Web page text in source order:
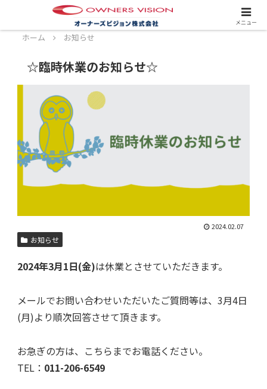
スタッフ募集中！詳しくはこちら！
ホーム お知らせ
☆臨時休業のお知らせ☆
2024.02.07
お知らせ
2024年3月1日(金)は休業とさせていただきます。
メールでお問い合わせいただいたご質問等は、3月4日
(月)より順次回答させて頂きます。
お急ぎの方は、こちらまでお電話ください。
TEL： 011-206-6549
メニュー